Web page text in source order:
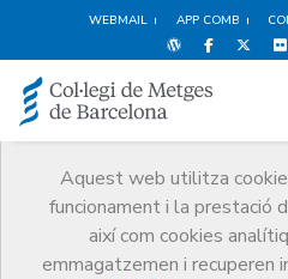
WEBMAIL APP COMB
Aquest web utilitza
funcionament i la prestació
així com cookies
emmagatzemen i recuperen
Premis
Premis Guardonat